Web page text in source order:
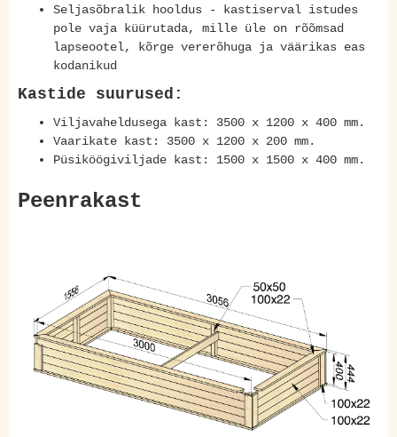
Seljasõbralik hooldus - kastiserval istudes
pole vaja küürutada, mille üle on rõõmsad
lapseootel, kõrge vererõhuga ja väärikas eas
kodanikud
Kastide suurused:
Viljavaheldusega kast: 3500 x 1200 x 400 mm.
Vaarikate kast: 3500 x 1200 x 200 mm.
Püsiköögiviljade kast: 1500 x 1500 x 400 mm.
Peenrakast